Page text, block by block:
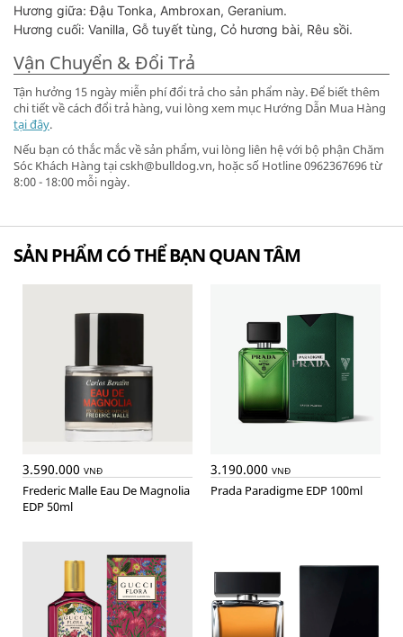
Hương giữa: Đậu Tonka, Ambroxan, Geranium.
Hương cuối: Vanilla, Gỗ tuyết tùng, Cỏ hương bài, Rêu sồi.
Vận Chuyển & Đổi Trả
Tận hưởng 15 ngày miễn phí đổi trả cho sản phẩm này. Để biết thêm
chi tiết về cách đổi trả hàng, vui lòng xem mục Hướng Dẫn Mua Hàng
tại đây.
Nếu bạn có thắc mắc về sản phẩm, vui lòng liên hệ với bộ phận Chăm
Sóc Khách Hàng tại cskh@bulldog.vn, hoặc số Hotline 0962367696 từ
8:00 - 18:00 mỗi ngày.
SẢN PHẨM CÓ THỂ BẠN QUAN TÂM
3.590.000 VNĐ
Frederic Malle Eau De Magnolia
EDP 50ml
3.190.000 VNĐ
Prada Paradigme EDP 100ml